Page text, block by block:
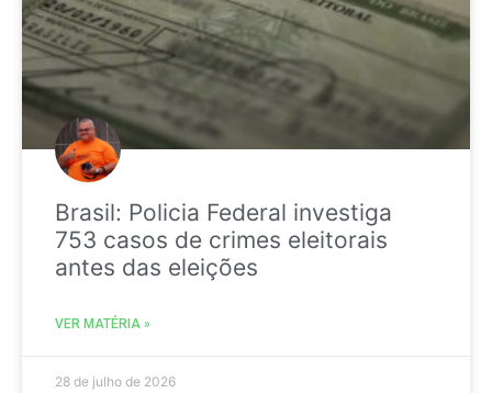
Brasil: Policia Federal investiga
753 casos de crimes eleitorais
antes das eleições
VER MATÉRIA »
28 de julho de 2026